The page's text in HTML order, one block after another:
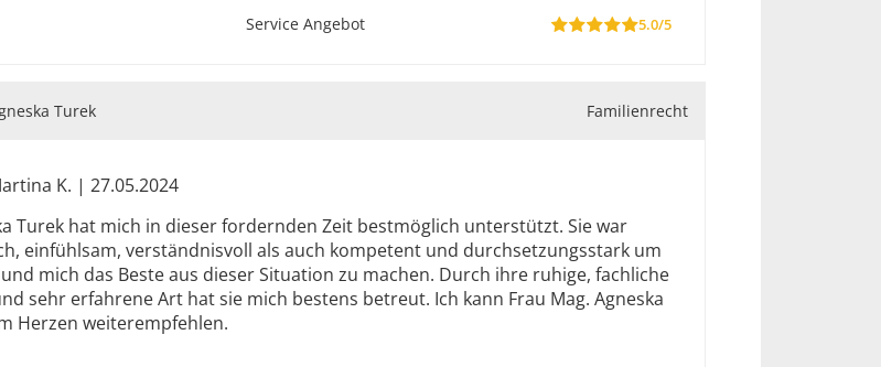
Service Angebot 5.0/5
Turek Familienrecht
K. | 27.05.2024
Turek hat mich in dieser fordernden Zeit bestmöglich unterstützt. Sie war
einfühlsam, verständnisvoll als auch kompetent und durchsetzungsstark um
mich das Beste aus dieser Situation zu machen. Durch ihre ruhige, fachliche
sehr erfahrene Art hat sie mich bestens betreut. Ich kann Frau Mag. Agneska
Herzen weiterempfehlen.